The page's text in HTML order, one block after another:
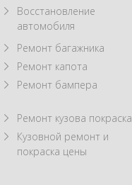
Восстановление
автомобиля
Ремонт багажника
Ремонт капота
Ремонт бампера
Ремонт кузова покраска
Кузовной ремонт и
покраска цены